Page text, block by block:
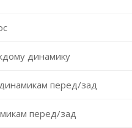
динамику
перед/зад
перед/зад